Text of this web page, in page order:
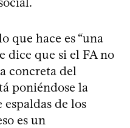
que hace es “una
dice que si el FA no
concreta del
poniéndose la
de los
es un